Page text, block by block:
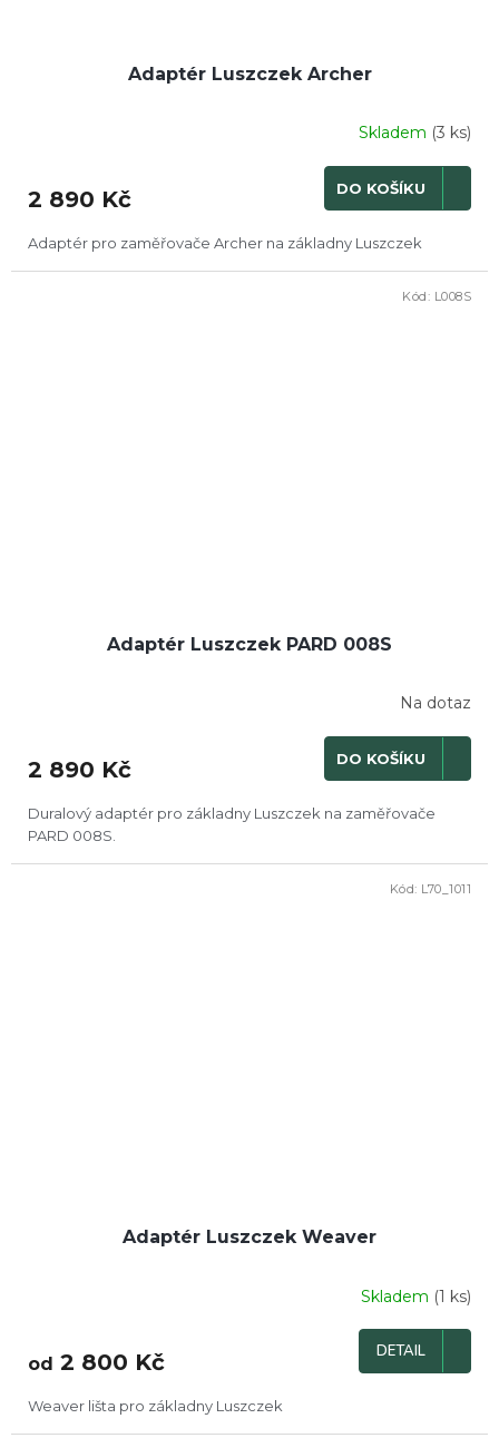
Adaptér Luszczek Archer
Skladem (3 ks)
2 890 Kč DO KOŠÍKU
Adaptér pro zaměřovače Archer na základny Luszczek
Adaptér Luszczek PARD 008S
Na dotaz
2 890 Kč DO KOŠÍKU
Duralový adaptér pro základny Luszczek na zaměřovače
PARD 008S.
Kód: L008S
Adaptér Luszczek Weaver
Skladem (1 ks)
od 2 800 Kč DETAIL
Weaver lišta pro základny Luszczek
Kód: L70_1011